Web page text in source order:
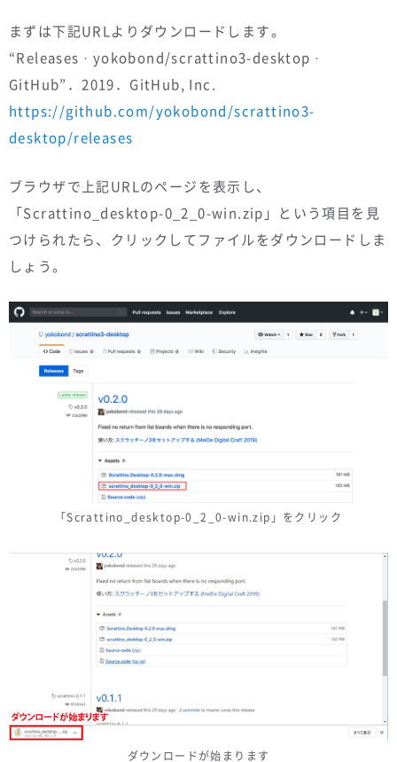
まずは下記URLよりダウンロードします。
“Releases · yokobond/scrattino3-desktop ·
GitHub”．2019．GitHub, Inc.
https://github.com/yokobond/scrattino3-
desktop/releases
ブラウザで上記URLのページを表示し、
「Scrattino_desktop-0_2_0-win.zip」という項目を見
つけられたら、クリックしてファイルをダウンロードしま
しょう。
「Scrattino_desktop-0_2_0-win.zip」をクリック
ダウンロードが始まります